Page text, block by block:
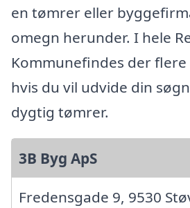
en tømrer eller
omegn herunder. I hele
Kommunefindes der
hvis du vil udvide din
dygtig tømrer.
3B Byg ApS
Fredensgade 9, 9530